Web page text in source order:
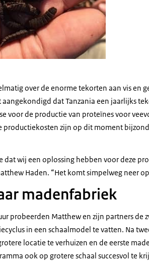
over de enorme tekorten aan vis en
aangekondigd dat Tanzania een jaarlijks
voor de productie van proteïnes voor
productiekosten zijn op dit moment
dat wij een oplossing hebben voor deze
Haden. “Het komt simpelweg neer
madenfabriek
probeerden Matthew en zijn partners de
in een schaalmodel te vatten. Na
locatie te verhuizen en de eerste
ook op grotere schaal succesvol te